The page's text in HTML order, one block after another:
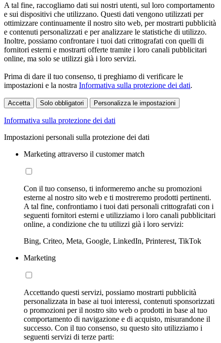
A tal fine, raccogliamo dati sui nostri utenti, sul loro comportamento
e sui dispositivi che utilizzano. Questi dati vengono utilizzati per
ottimizzare continuamente il nostro sito web, per mostrarti pubblicità
e contenuti personalizzati e per analizzare le statistiche di utilizzo.
Inoltre, possiamo confrontare i tuoi dati crittografati con quelli di
fornitori esterni e mostrarti offerte tramite i loro canali pubblicitari
online, ma solo se utilizzi già i loro servizi.
Prima di dare il tuo consenso, ti preghiamo di verificare le
impostazioni e la nostra Informativa sulla protezione dei dati.
Accetta Solo obbligatori Personalizza le impostazioni
Informativa sulla protezione dei dati
Impostazioni personali sulla protezione dei dati
Marketing attraverso il customer match
Con il tuo consenso, ti informeremo anche su promozioni
esterne al nostro sito web e ti mostreremo prodotti pertinenti.
A tal fine, confrontiamo i tuoi dati personali crittografati con i
seguenti fornitori esterni e utilizziamo i loro canali pubblicitari
online, a condizione che tu utilizzi già i loro servizi:
Bing, Criteo, Meta, Google, LinkedIn, Printerest, TikTok
Marketing
Accettando questi servizi, possiamo mostrarti pubblicità
personalizzata in base ai tuoi interessi, contenuti sponsorizzati
o promozioni per il nostro sito web o prodotti in base al tuo
comportamento di navigazione e di acquisto, misurandone il
successo. Con il tuo consenso, su questo sito utilizziamo i
seguenti servizi di terze parti: